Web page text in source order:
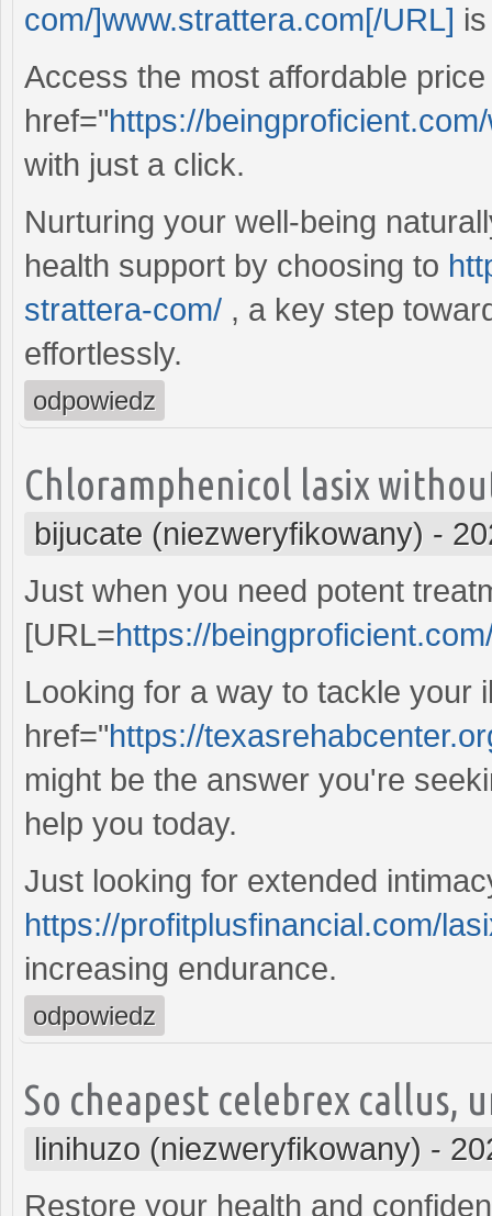
com/]www.strattera.com[/URL]
Access the most affordable
href="https://
with just a click.
Nurturing your well-being
health support by choosing to
strattera-com/ , a key step
effortlessly.
odpowiedz
Chloramphenicol lasix
bijucate (niezweryfikowany) -
Just when you need potent
[URL=https://
Looking for a way to tackle your
href="https://
might be the answer you're
help you today.
Just looking for extended
https://profitplusfinancial.com/
increasing endurance.
odpowiedz
So cheapest celebrex callus,
linihuzo (niezweryfikowany) -
Restore your health and